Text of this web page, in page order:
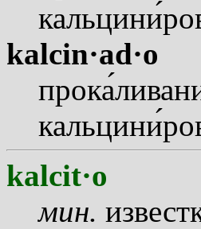
кальцини
kalcin·ad·o
прока
кальцини
kalcit·o
мин.